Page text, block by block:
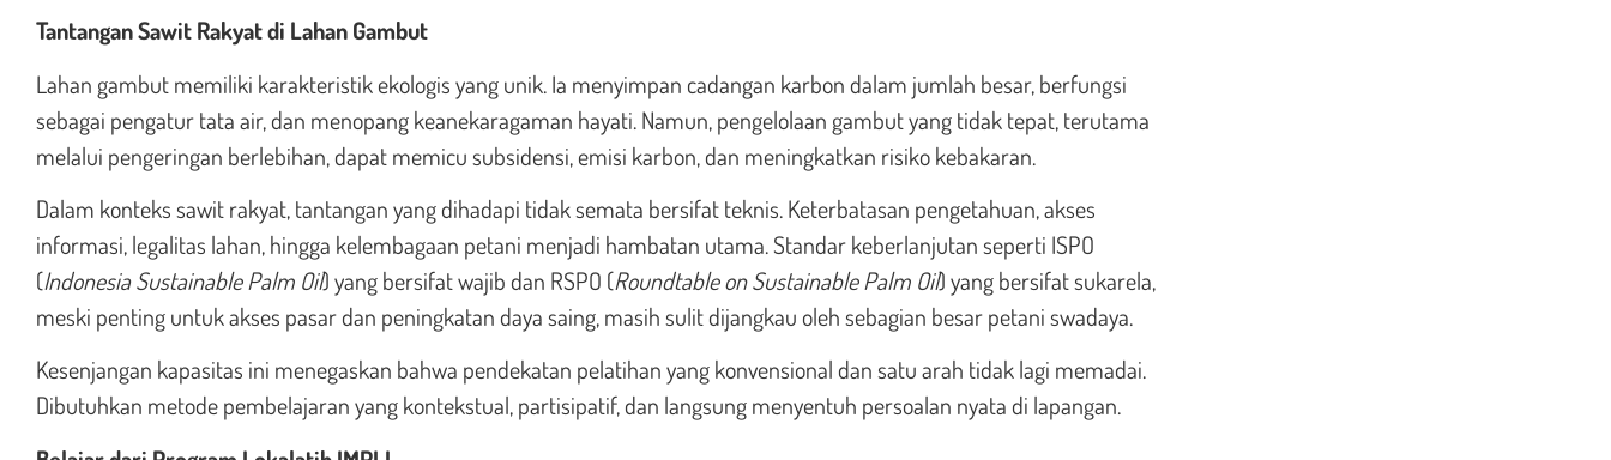
Tantangan Sawit Rakyat di Lahan Gambut
Lahan gambut memiliki karakteristik ekologis yang unik. Ia menyimpan cadangan karbon dalam jumlah besar, berfungsi
sebagai pengatur tata air, dan menopang keanekaragaman hayati. Namun, pengelolaan gambut yang tidak tepat, terutama
melalui pengeringan berlebihan, dapat memicu subsidensi, emisi karbon, dan meningkatkan risiko kebakaran.
Dalam konteks sawit rakyat, tantangan yang dihadapi tidak semata bersifat teknis. Keterbatasan pengetahuan, akses
informasi, legalitas lahan, hingga kelembagaan petani menjadi hambatan utama. Standar keberlanjutan seperti ISPO
(Indonesia Sustainable Palm Oil) yang bersifat wajib dan RSPO (Roundtable on Sustainable Palm Oil) yang bersifat sukarela,
meski penting untuk akses pasar dan peningkatan daya saing, masih sulit dijangkau oleh sebagian besar petani swadaya.
Kesenjangan kapasitas ini menegaskan bahwa pendekatan pelatihan yang konvensional dan satu arah tidak lagi memadai.
Dibutuhkan metode pembelajaran yang kontekstual, partisipatif, dan langsung menyentuh persoalan nyata di lapangan.